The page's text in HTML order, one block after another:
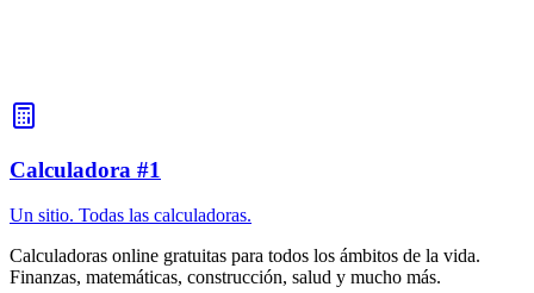
Calculadora #1
Un sitio. Todas las calculadoras.
Calculadoras online gratuitas para todos los ámbitos de la vida.
Finanzas, matemáticas, construcción, salud y mucho más.